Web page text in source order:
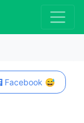
Facebook 😅